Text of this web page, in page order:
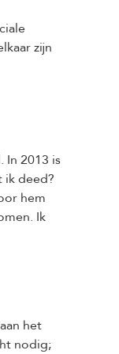
zijn
In 2013 is
ik deed?
hem
Ik
het
nodig;